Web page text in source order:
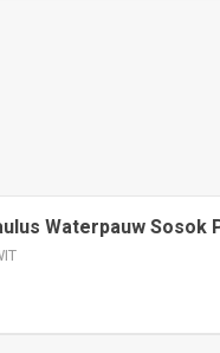
Waterpauw Sosok